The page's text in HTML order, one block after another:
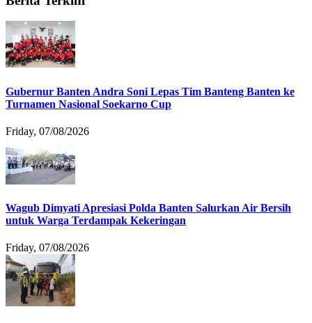
Gubernur Banten Andra Soni Lepas Tim Banteng Banten ke
Turnamen Nasional Soekarno Cup
Friday, 07/08/2026
Wagub Dimyati Apresiasi Polda Banten Salurkan Air Bersih
untuk Warga Terdampak Kekeringan
Friday, 07/08/2026